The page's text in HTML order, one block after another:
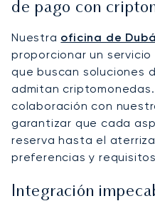
de pago con
Nuestra oficina de
proporcionar un
que buscan soluciones
admitan
colaboración con
garantizar que cada
reserva hasta el
preferencias y
Integración